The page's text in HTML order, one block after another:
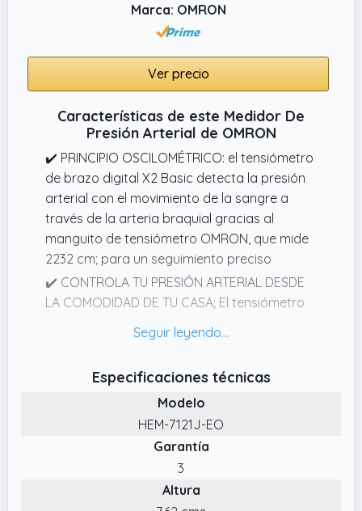
Marca: OMRON
Ver precio
Características de este Medidor De
Presión Arterial de OMRON
✔️ PRINCIPIO OSCILOMÉTRICO: el tensiómetro
de brazo digital X2 Basic detecta la presión
arterial con el movimiento de la sangre a
través de la arteria braquial gracias al
manguito de tensiómetro OMRON, que mide
2232 cm; para un seguimiento preciso
✔️ CONTROLA TU PRESIÓN ARTERIAL DESDE
LA COMODIDAD DE TU CASA; El tensiómetro
lecturas oscilométricas de la presión
✔️ PRODUCTO DE ALTA CALIDAD Y DE
CONFIANZA. Validado clínicamente.
✔️ DISEÑADO PARA UN USO REGULAR Y
FIABLE: este aparato para medir la tensión
está hecho para controlar la presión
sanguínea de manera regular; el X2 Basic te
Especificaciones técnicas
Modelo
HEM-7121J-EO
Garantía
3
Altura